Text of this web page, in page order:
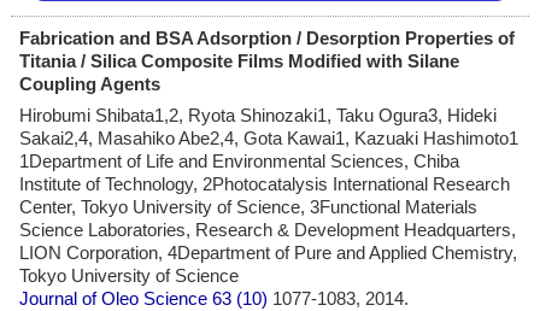
Fabrication and BSA Adsorption / Desorption Properties of
Titania / Silica Composite Films Modified with Silane
Coupling Agents
Hirobumi Shibata1,2, Ryota Shinozaki1, Taku Ogura3, Hideki
Sakai2,4, Masahiko Abe2,4, Gota Kawai1, Kazuaki Hashimoto1
1Department of Life and Environmental Sciences, Chiba
Institute of Technology, 2Photocatalysis International Research
Center, Tokyo University of Science, 3Functional Materials
Science Laboratories, Research & Development Headquarters,
LION Corporation, 4Department of Pure and Applied Chemistry,
Tokyo University of Science
Journal of Oleo Science 63 (10) 1077-1083, 2014.